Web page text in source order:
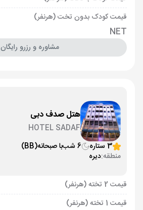
قیمت کودک بدون تخت (هرنفر)
NET
مشاوره و رزرو رایگان
هتل صدف دبی
HOTEL SADAF
3 ستاره
6 شب با صبحانه(BB)
منطقه:دیره
قیمت 2 تخته (هرنفر)
قیمت 1 تخته (هرنفر)